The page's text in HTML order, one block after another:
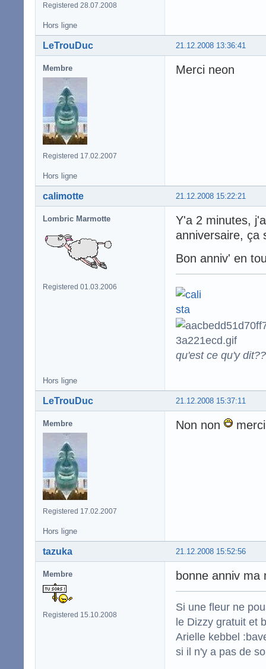
Registered 28.07.2008
Hors ligne
21.12.2008 13:36:41
LeTrouDuc
Membre
Registered 17.02.2007
Merci neon
Hors ligne
21.12.2008 15:22:21
calimotte
Lombric Marmotte
Registered 01.03.2006
Y'a 2 minutes,
anniversaire, ça
Bon anniv' en
qu'est ce qu'y
Hors ligne
21.12.2008 15:37:11
LeTrouDuc
Membre
Registered 17.02.2007
Non non
Hors ligne
21.12.2008 15:52:56
tazuka
Membre
Registered 15.10.2008
bonne anniv ma
Si une fleur ne
le Dizzy gratuit et
Arielle kebbel
si il n'y a pas de